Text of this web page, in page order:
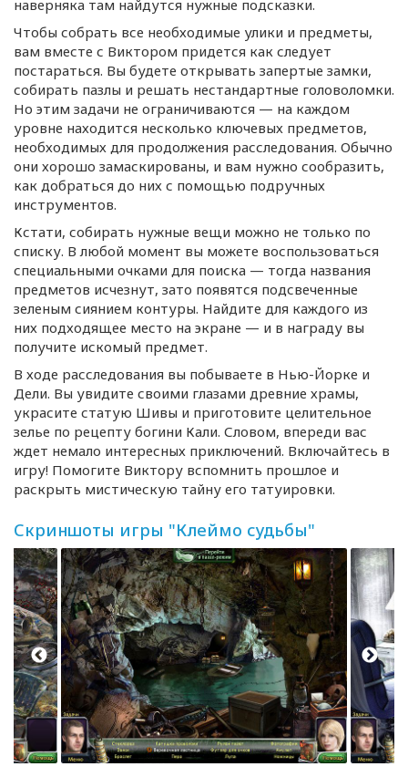
наверняка там найдутся нужные подсказки.
Чтобы собрать все необходимые улики и предметы,
вам вместе с Виктором придется как следует
постараться. Вы будете открывать запертые замки,
собирать пазлы и решать нестандартные головоломки.
Но этим задачи не ограничиваются — на каждом
уровне находится несколько ключевых предметов,
необходимых для продолжения расследования. Обычно
они хорошо замаскированы, и вам нужно сообразить,
как добраться до них с помощью подручных
инструментов.
Кстати, собирать нужные вещи можно не только по
списку. В любой момент вы можете воспользоваться
специальными очками для поиска — тогда названия
предметов исчезнут, зато появятся подсвеченные
зеленым сиянием контуры. Найдите для каждого из
них подходящее место на экране — и в награду вы
получите искомый предмет.
В ходе расследования вы побываете в Нью-Йорке и
Дели. Вы увидите своими глазами древние храмы,
украсите статую Шивы и приготовите целительное
зелье по рецепту богини Кали. Словом, впереди вас
ждет немало интересных приключений. Включайтесь в
игру! Помогите Виктору вспомнить прошлое и
раскрыть мистическую тайну его татуировки.
Скриншоты игры "Клеймо судьбы"